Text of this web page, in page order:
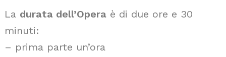
La durata dell’Opera è di due ore e 30
minuti:
– prima parte un’ora